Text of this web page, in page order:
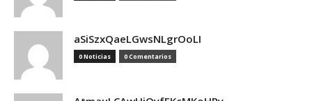
aSiSzxQaeLGwsNLgrOoLI
0 Noticias 0 Comentarios